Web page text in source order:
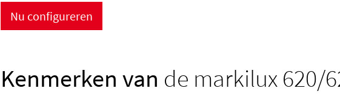
Nu configureren
Kenmerken van de markilux 620/